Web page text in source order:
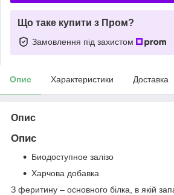
Що таке купити з Пром?
Замовлення під захистом
Опис Характеристики Доставка
Опис
Опис
Биодоступное залізо
Харчова добавка
З феритину – основного білка, в якій